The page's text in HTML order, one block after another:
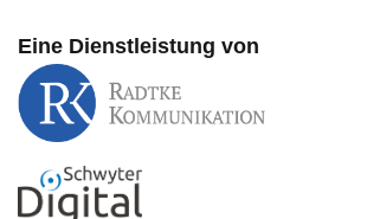
Eine Dienstleistung von